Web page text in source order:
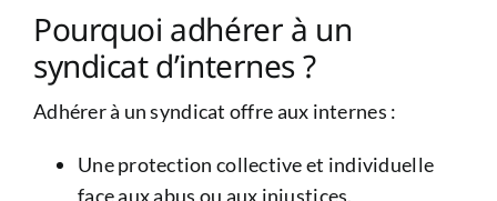
Pourquoi adhérer à un
syndicat d’internes ?
Adhérer à un syndicat offre aux internes :
Une protection collective et individuelle
face aux abus ou aux injustices.